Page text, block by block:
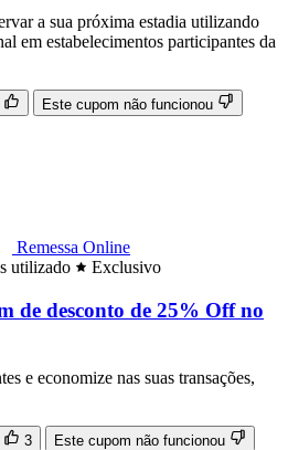
a sua próxima estadia utilizando
em estabelecimentos participantes da
Este cupom não funcionou
Remessa Online
utilizado Exclusivo
de desconto de 25% Off no
e economize nas suas transações,
3 Este cupom não funcionou